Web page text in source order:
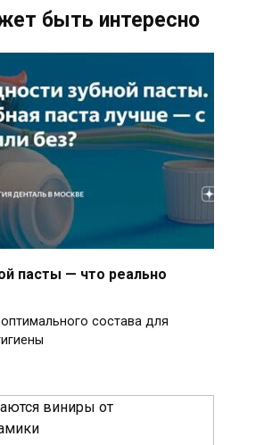
быть интересно
пасты — что реально
состава для